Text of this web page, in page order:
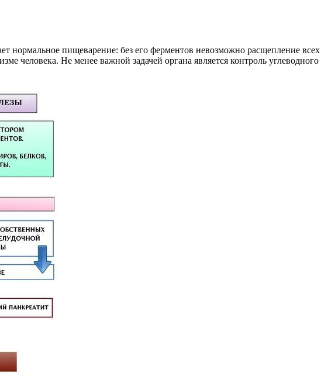
нормальное пищеварение: без его ферментов невозможно расщепление
человека. Не менее важной задачей органа является контроль углеводного